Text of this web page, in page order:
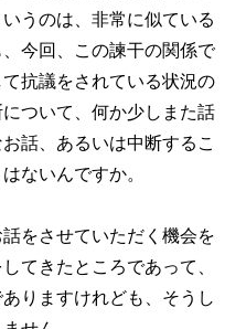
うのは、非常に似ている
今回、この諫干の関係で
抗議をされている状況の
ついて、何か少しまた話
話、あるいは中断するこ
ないんですか。
をさせていただく機会を
てきたところであって、
りますけれども、そうし